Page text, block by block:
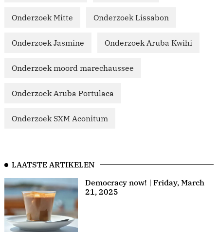
Onderzoek Mitte Onderzoek Lissabon
Onderzoek Jasmine Onderzoek Aruba Kwihi
Onderzoek moord marechaussee
Onderzoek Aruba Portulaca
Onderzoek SXM Aconitum
LAATSTE ARTIKELEN
Democracy now! | Friday, March
21, 2025